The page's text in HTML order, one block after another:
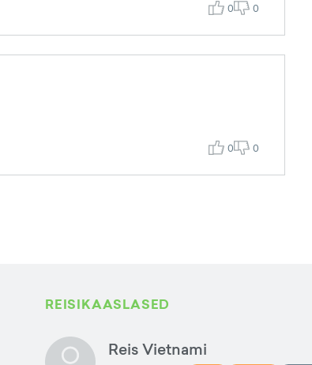
0 0
0 0
REISIKAASLASED
Reis Vietnami